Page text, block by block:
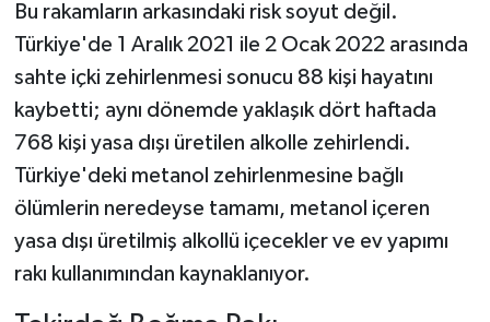
Bu rakamların arkasındaki risk soyut değil.
Türkiye'de 1 Aralık 2021 ile 2 Ocak 2022 arasında
sahte içki zehirlenmesi sonucu 88 kişi hayatını
kaybetti; aynı dönemde yaklaşık dört haftada
768 kişi yasa dışı üretilen alkolle zehirlendi.
Türkiye'deki metanol zehirlenmesine bağlı
ölümlerin neredeyse tamamı, metanol içeren
yasa dışı üretilmiş alkollü içecekler ve ev yapımı
rakı kullanımından kaynaklanıyor.